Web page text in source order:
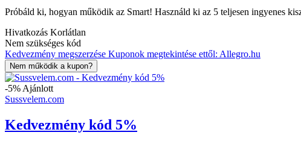
Próbáld ki, hogyan működik az Smart! Használd ki az 5 teljesen ingyenes
Hivatkozás Korlátlan
Nem szükséges kód
Kedvezmény megszerzése Kuponok megtekintése ettől: Allegro.hu
Nem működik a kupon?
-5% Ajánlott
Sussvelem.com
Kedvezmény kód 5%